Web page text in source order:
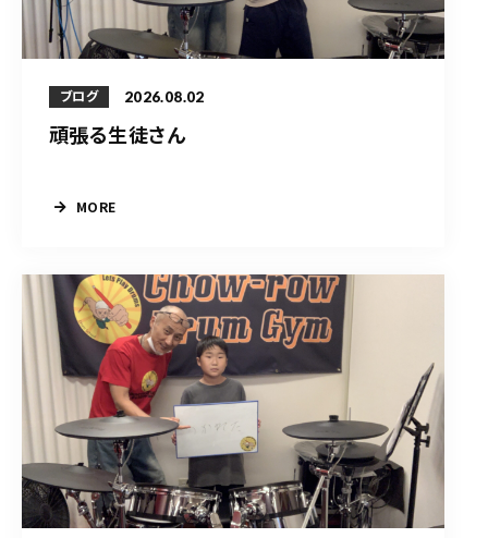
ブログ 2026.08.02
頑張る生徒さん
MORE